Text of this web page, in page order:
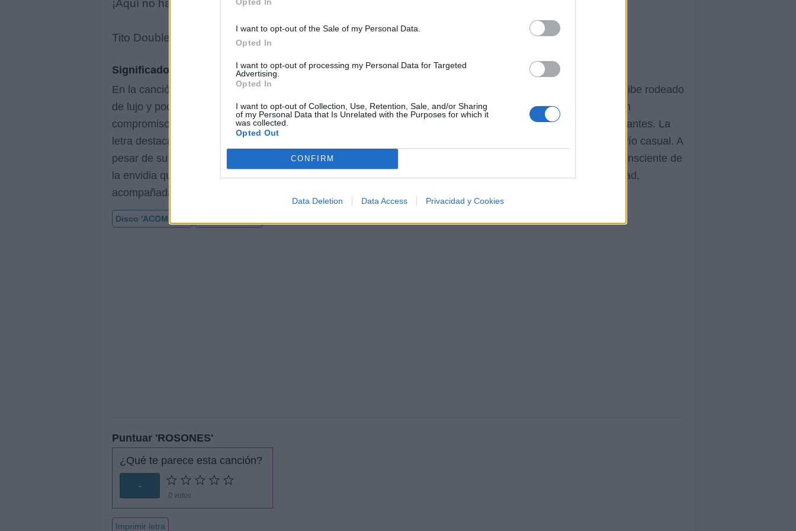
I want to opt-out of the Sale of my Personal Data.
Opted In
I want to opt-out of processing my Personal Data for Targeted
Advertising.
Opted In
I want to opt-out of Collection, Use, Retention, Sale, and/or Sharing
of my Personal Data that Is Unrelated with the Purposes for which it
was collected.
Opted Out
CONFIRM
Data Deletion Data Access Privacidad y Cookies
¡Aquí no hay falla Mija!
Tito Double P
Significado de la letra
En la canción 'ROSONES' de Tito Double P, el artista narra una historia llena de actitud y confianza. Se describe rodeado
de lujo y poder, con referencias a su éxito en las redes sociales y su atractivo físico. Expresa su desinterés en
compromisos románticos tradicionales, ofreciendo en su lugar regalos extravagantes y experiencias emocionantes. La
letra destaca un estilo de vida hedonista y despreocupado, con menciones a la fiesta, el dinero fácil y el amorío casual. A
pesar de su imagen arrogante, se muestra seguro de sí mismo y generoso con su pareja, aunque también consciente de
la envidia que despierta en los demás. La canción transmite una sensación de libertad, diversión y autenticidad,
acompañada de un ritmo pegajoso y un tono desenfadado.
Disco 'ACOMODO'
Puntuar 'ROSONES'
¿Qué te parece esta canción?
-
0 votos
Imprimir letra